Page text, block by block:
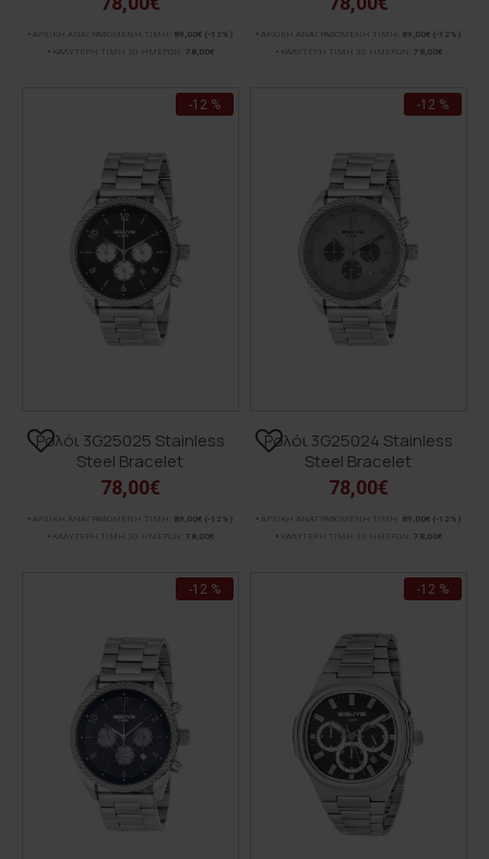
ΑΡΧΙΚΗ ΑΝΑΓΡΑΦΟΜΕΝΗ ΤΙΜΗ: 89,00€ (-12%)
ΚΑΛΥΤΕΡΗ ΤΙΜΗ 30 ΗΜΕΡΩΝ:
78,00€
ΑΡΧΙΚΗ ΑΝΑΓΡΑΦΟΜΕΝΗ ΤΙΜΗ: 89,00€ (-12%)
ΚΑΛΥΤΕΡΗ ΤΙΜΗ 30 ΗΜΕΡΩΝ:
78,00€
-12 %
Ρολόι 3G25025 Stainless
Steel Bracelet
78,00€
ΑΡΧΙΚΗ ΑΝΑΓΡΑΦΟΜΕΝΗ ΤΙΜΗ: 89,00€ (-12%)
ΚΑΛΥΤΕΡΗ ΤΙΜΗ 30 ΗΜΕΡΩΝ:
78,00€
-12 %
Ρολόι 3G25024 Stainless
Steel Bracelet
78,00€
ΑΡΧΙΚΗ ΑΝΑΓΡΑΦΟΜΕΝΗ ΤΙΜΗ: 89,00€ (-12%)
ΚΑΛΥΤΕΡΗ ΤΙΜΗ 30 ΗΜΕΡΩΝ:
78,00€
-12 % -12 %